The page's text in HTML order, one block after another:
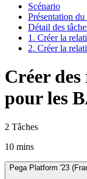
Scénario
Présentation du
Détail des
1. Créer la
2. Créer la
Créer des
pour les
2 Tâches
10 mins
Pega Platform '23